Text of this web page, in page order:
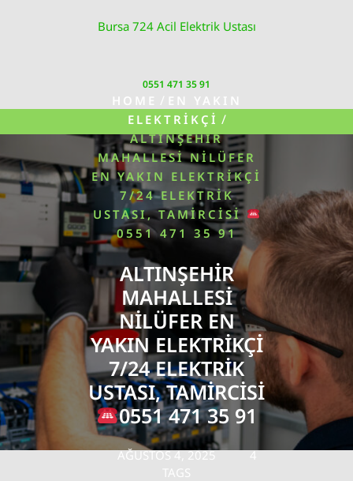
Bursa 724 Acil Elektrik Ustası
0551 471 35 91
HOME / EN YAKIN
ELEKTRIKÇI /
ALTINŞEHIR
MAHALLESI NILÜFER
EN YAKIN ELEKTRIKÇI
7/24 ELEKTRIK
USTASI, TAMIRCISI
0551 471 35 91
ALTINŞEHIR
MAHALLESI
NILÜFER EN
YAKIN ELEKTRIKÇI
7/24 ELEKTRIK
USTASI, TAMIRCISI
0551 471 35 91
AĞUSTOS 4, 2025
4
TAGS